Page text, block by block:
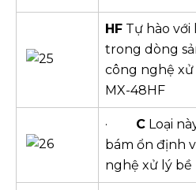
HF Tự hào với
trong dòng
công nghệ xử
MX-48HF
· C Loại
bám ổn định
nghệ xử lý bề